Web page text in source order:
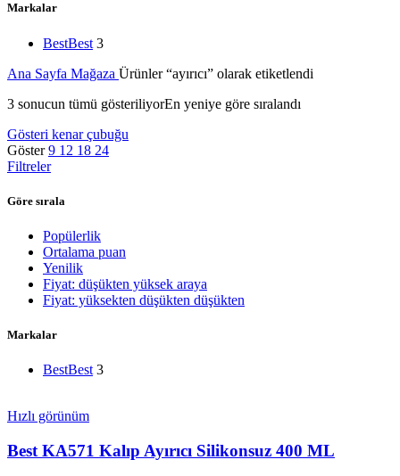
Markalar
BestBest 3
Ana Sayfa Mağaza Ürünler “ayırıcı” olarak etiketlendi
3 sonucun tümü gösteriliyorEn yeniye göre sıralandı
Gösteri kenar çubuğu
Göster9 12 18 24
Filtreler
Göre sırala
Popülerlik
Ortalama puan
Yenilik
Fiyat: düşükten yüksek araya
Fiyat: yüksekten düşükten düşükten
Markalar
BestBest 3
Hızlı görünüm
Best KA571 Kalıp Ayırıcı Silikonsuz 400 ML